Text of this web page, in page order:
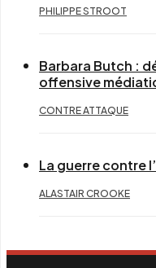
PHILIPPE STROOT
Barbara Butch :
offensive
CONTRE ATTAQUE
La guerre contre
ALASTAIR CROOKE